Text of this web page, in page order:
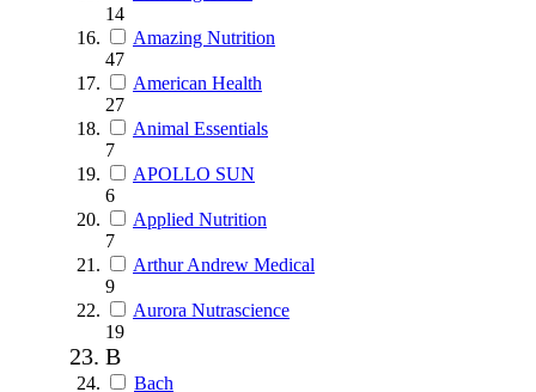
14
Amazing Nutrition
47
American Health
27
Animal Essentials
7
APOLLO SUN
6
Applied Nutrition
7
Arthur Andrew Medical
9
Aurora Nutrascience
19
B
Bach